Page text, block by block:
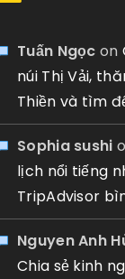
Tuấn Ngọc on
núi Thị Vải,
Thiền và tìm
Sophia sushi
lịch nổi tiếng
TripAdvisor
Nguyen Anh
Chia sẻ kinh